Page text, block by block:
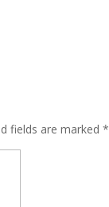
fields are marked*